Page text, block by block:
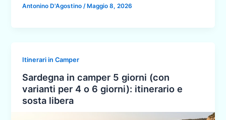
Antonino D'Agostino/ Maggio 8, 2026
Itinerari in Camper
Sardegna in camper 5 giorni (con
varianti per 4 o 6 giorni): itinerario e
sosta libera